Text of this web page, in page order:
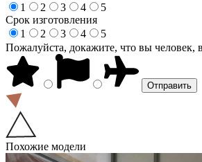
1
2 3 4
5
Срок изготовления
1
2 3 4
5
Пожалуйста, докажите, что вы человек,
Похожие модели